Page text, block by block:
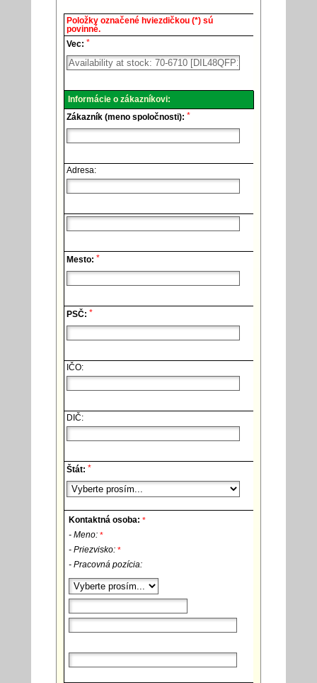
Elnec
Technická
podpora.
Položky označené hviezdičkou (*) sú
povinné.
Vec: *
Informácie o zákazníkovi:
Zákazník (meno spoločnosti): *
Adresa:
Mesto: *
PSČ: *
IČO:
DIČ:
Štát: *
Kontaktná osoba: *
- Meno: *
- Priezvisko: *
- Pracovná pozícia: